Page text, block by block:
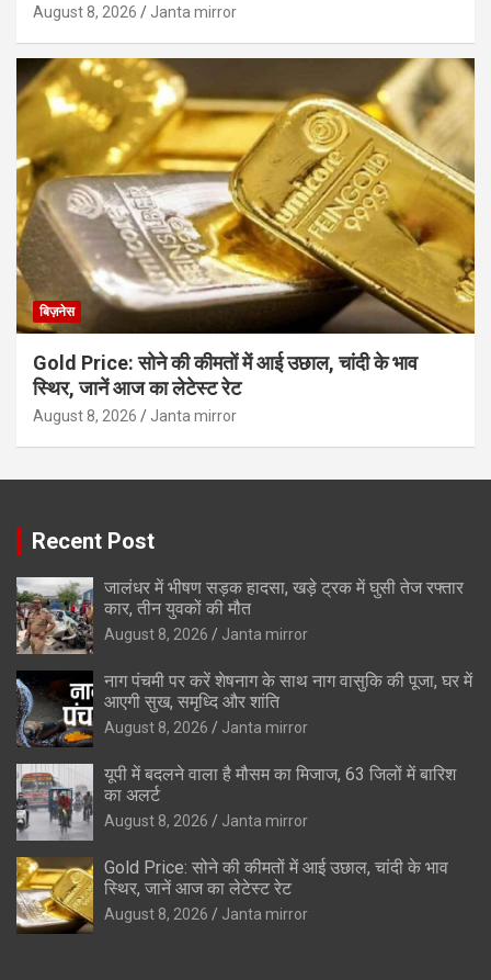
August 8, 2026 Janta mirror
बिज़नेस
Gold Price: सोने की कीमतों में आई उछाल, चांदी के भाव
स्थिर, जानें आज का लेटेस्ट रेट
August 8, 2026 Janta mirror
Recent Post
जालंधर में भीषण सड़क हादसा, खड़े ट्रक में घुसी तेज रफ्तार
कार, तीन युवकों की मौत
August 8, 2026 Janta mirror
नाग पंचमी पर करें शेषनाग के साथ नाग वासुकि की पूजा, घर में
आएगी सुख, समृध्दि और शांति
August 8, 2026 Janta mirror
यूपी में बदलने वाला है मौसम का मिजाज, 63 जिलों में बारिश
का अलर्ट
August 8, 2026 Janta mirror
Gold Price: सोने की कीमतों में आई उछाल, चांदी के भाव
स्थिर, जानें आज का लेटेस्ट रेट
August 8, 2026 Janta mirror